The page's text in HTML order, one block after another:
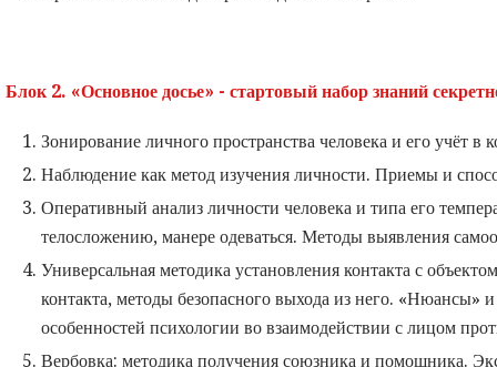
Блок 2. «Основное досье» - стартовый набор знаний
Зонирование личного пространства человека и его учёт
Наблюдение как метод изучения личности. Приемы и
Оперативный анализ личности человека и типа его
телосложению, манере одеваться. Методы выявления
Универсальная методика установления контакта с
контакта, методы безопасного выхода из него. «Нюансы»
особенностей психологии во взаимодействии с лицом
Вербовка: методика получения союзника и помощника.